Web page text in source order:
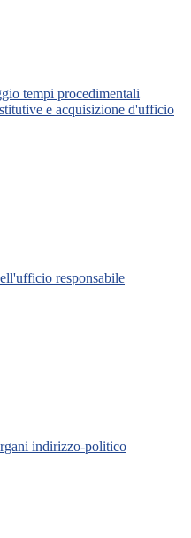
tempi procedimentali
e acquisizione d'ufficio
responsabile
indirizzo-politico